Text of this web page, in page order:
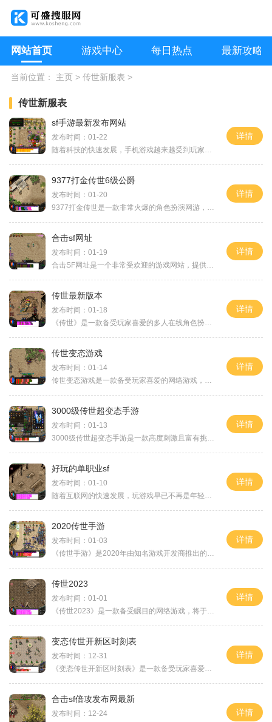
网站首页 游戏中心 每日热点 最新攻略
当前位置： 主页> 传世新服表 >
传世新服表
sf手游最新发布网站
发布时间：01-22
随着科技的快速发展，手机游戏越来越受到玩家的欢迎和喜爱。作为一款具有深远影响力的射击游戏，《SF手游》一直以来都备受玩家们的喜爱。而随着《SF手游最新发布网站》的上线，
详情
9377打金传世6级公爵
发布时间：01-20
9377打金传世是一款非常火爆的角色扮演网游，，我们可以选择成为一名公爵，体验到更高级别的游戏乐趣。作为公爵，我们将拥有更多的特权和权力，享受到游戏中的各种高级玩法。下
详情
合击sf网址
发布时间：01-19
合击SF网址是一个非常受欢迎的游戏网站，提供了大量精彩刺激的合击SF游戏。合击SF游戏是一种结合了角色扮演和战斗的在线游戏，玩家可以扮演各种角色，探索奇幻的世界，与其他玩
详情
传世最新版本
发布时间：01-18
《传世》是一款备受玩家喜爱的多人在线角色扮演游戏，而今，“传世最新版本”已经问世，为广大玩家带来了更加精彩纷呈的游戏体验。本文将为大家介绍这一版本的具体玩法，让您
详情
传世变态游戏
发布时间：01-14
传世变态游戏是一款备受玩家喜爱的网络游戏，它以其独特的玩法和丰富的游戏内容而备受瞩目。在这款游戏中，玩家可以选择不同的职业和种族，并且通过完成各种任务和战斗来提升
详情
3000级传世超变态手游
发布时间：01-13
3000级传世超变态手游是一款高度刺激且富有挑战性的3D动作角色扮演手游。游戏拥有精美的画面和华丽的特效，带给玩家身临其境的游戏体验玩家可以扮演不同职业的角色，与其他玩家
详情
好玩的单职业sf
发布时间：01-10
随着互联网的快速发展，玩游戏早已不再是年轻人的专利，越来越多的人加入到游戏的行列中。而在众多游戏类型中，单职业SF游戏成为了很多玩家青睐的选择。那么什么是单职业SF游戏
详情
2020传世手游
发布时间：01-03
《传世手游》是2020年由知名游戏开发商推出的一款全新网游手游，引发了广大玩家的激情与期待。作为一款经典的回合制角色扮演游戏，传承了传世系列游戏的精华，带领玩家走进一个
详情
传世2023
发布时间：01-01
《传世2023》是一款备受瞩目的网络游戏，将于2023年推出。这款游戏以其创新的玩法和精致逼真的画面而备受期待。以下是对《传世2023》的玩法介绍。游戏的设定背景极具吸引力。《传
详情
变态传世开新区时刻表
发布时间：12-31
《变态传世开新区时刻表》是一款备受玩家喜爱的网游，它以其精美的画面和刺激的游戏玩法吸引了众多的玩家。在这款游戏中，玩家可以体验到许多独特的玩法和丰富的游戏内容。让
详情
合击sf倍攻发布网最新
发布时间：12-24
详情